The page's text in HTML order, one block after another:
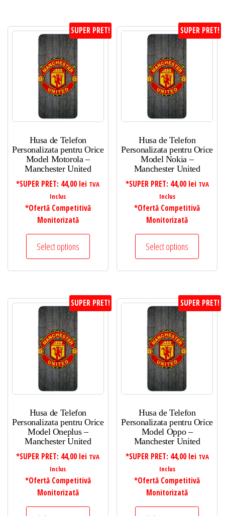
SUPER PRET!
Husa de Telefon
Personalizata pentru Orice
Model Motorola –
Manchester United
*SUPER PRET: 44,00 lei TVA
Inclus
*Ofertă Competitivă
Monitorizată
Select options
SUPER PRET!
Husa de Telefon
Personalizata pentru Orice
Model Nokia –
Manchester United
*SUPER PRET: 44,00 lei TVA
Inclus
*Ofertă Competitivă
Monitorizată
Select options
SUPER PRET!
Husa de Telefon
Personalizata pentru Orice
Model Oneplus –
Manchester United
*SUPER PRET: 44,00 lei TVA
Inclus
*Ofertă Competitivă
Monitorizată
SUPER PRET!
Husa de Telefon
Personalizata pentru Orice
Model Oppo –
Manchester United
*SUPER PRET: 44,00 lei TVA
Inclus
*Ofertă Competitivă
Monitorizată